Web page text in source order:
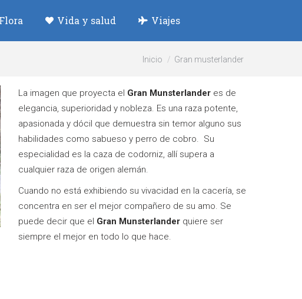
Flora Vida y salud Viajes
Estás aquí:
Inicio Gran musterlander
La imagen que proyecta el Gran Munsterlander es de
elegancia, superioridad y nobleza. Es una raza potente,
apasionada y dócil que demuestra sin temor alguno sus
habilidades como sabueso y perro de cobro. Su
especialidad es la caza de codorniz, allí supera a
cualquier raza de origen alemán.
Cuando no está exhibiendo su vivacidad en la cacería, se
concentra en ser el mejor compañero de su amo. Se
puede decir que el Gran Munsterlander quiere ser
siempre el mejor en todo lo que hace.